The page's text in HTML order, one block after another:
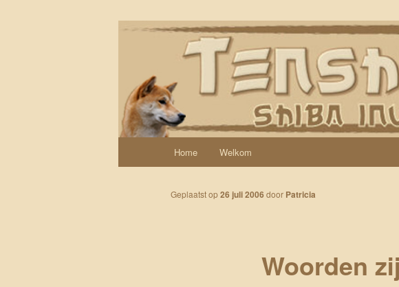
Spring naar de primaire inhoud
Tenshi Yoi
Een weblog over onze Shiba’s (Keiko, Rontu,
Home Welkom
Woorden
Geplaatst op26 juli 2006 door Patricia